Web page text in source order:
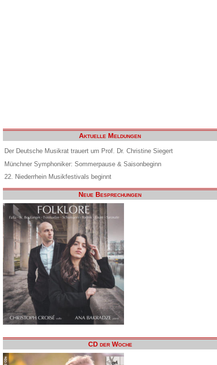
Aktuelle Meldungen
Der Deutsche Musikrat trauert um Prof. Dr. Christine Siegert
Münchner Symphoniker: Sommerpause & Saisonbeginn
22. Niederrhein Musikfestivals beginnt
Neue Besprechungen
CD der Woche